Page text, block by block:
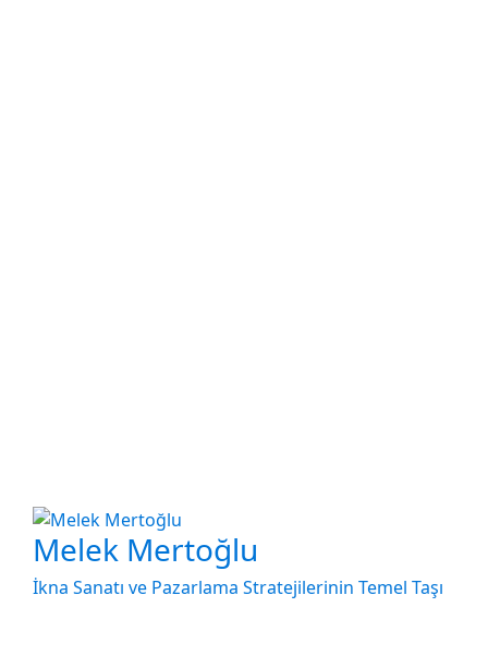
Melek Mertoğlu
İkna Sanatı ve Pazarlama Stratejilerinin Temel Taşı